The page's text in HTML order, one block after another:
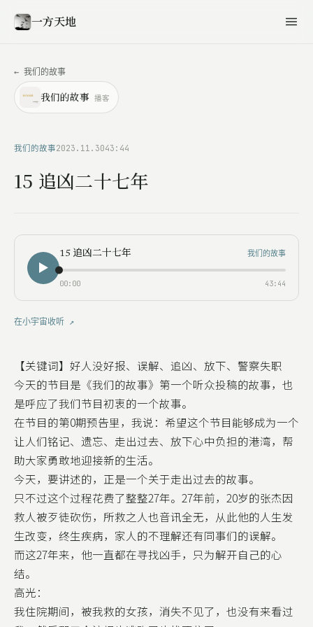
一方天地
← 我们的故事
我们的故事 播客
我们的故事2023.11.3043:44
15 追凶二十七年
15 追凶二十七年 我们的故事
00:00 43:44
在小宇宙收听 ↗
【关键词】好人没好报、误解、追凶、放下、警察失职
今天的节目是《我们的故事》第一个听众投稿的故事，也
是呼应了我们节目初衷的一个故事。
在节目的第0期预告里，我说：希望这个节目能够成为一个
让人们铭记、遗忘、走出过去、放下心中负担的港湾，帮
助大家勇敢地迎接新的生活。
今天，要讲述的，正是一个关于走出过去的故事。
只不过这个过程花费了整整27年。27年前，20岁的张杰因
救人被歹徒砍伤，所救之人也音讯全无，从此他的人生发
生改变，终生疾病，家人的不理解还有同事们的误解。
而这27年来，他一直都在寻找凶手，只为解开自己的心
结。
高光：
我住院期间，被我救的女孩，消失不见了，也没有来看过